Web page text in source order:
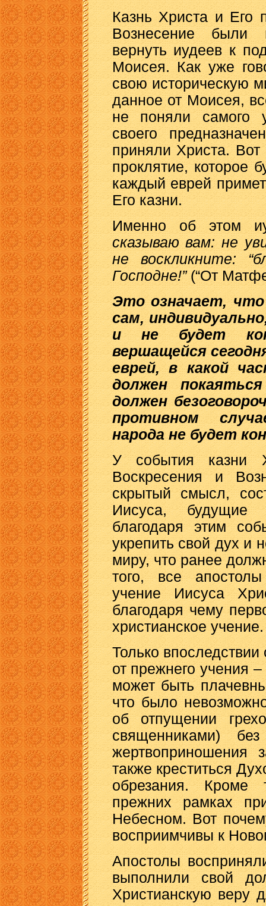
Казнь Христа и Его
Вознесение были
вернуть иудеев к
Моисея. Как уже
свою историческую
данное от Моисея,
не поняли самого
своего
приняли Христа.
проклятие, которое
каждый еврей
Его казни.
Именно об этом
сказываю вам: не
не воскликните:
Господне!”(“От
Это означает,
сам,
и не будет
вершащейся
еврей, в какой
должен
должен
противном
народа не будет
У события казни
Воскресения и
скрытый смысл,
Иисуса, будущие
благодаря этим
укрепить свой дух и
миру, что ранее
того, все
учение Иисуса
благодаря чему
христианское учение.
Только впоследствии
от прежнего учения
может быть
что было
об отпущении
священниками)
жертвоприношения
также креститься
обрезания. Кроме
прежних рамках
Небесном. Вот
восприимчивы к
Апостолы
выполнили свой
Христианскую веру